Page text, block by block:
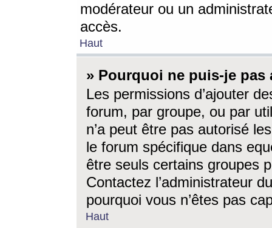
modérateur ou un
accès.
Haut
» Pourquoi ne puis-je
Les permissions d’ajouter
forum, par groupe, ou par
n’a peut être pas autorisé
le forum spécifique dans
être seuls certains groupes
Contactez l’administrateur
pourquoi vous n’êtes pas
Haut